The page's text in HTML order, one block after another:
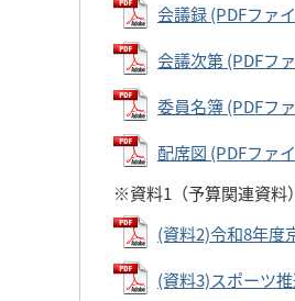
会議録 (PDFファ
会議次第 (PDFフ
委員名簿 (PDFフ
配席図 (PDFファ
※資料1（予算関連資料
(資料2)令和8年度
(資料3)スポーツ